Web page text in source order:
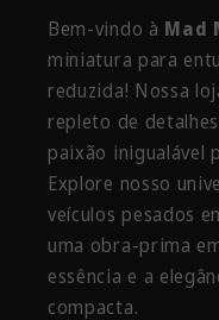
Bem-vindo à Mad
miniatura para
reduzida! Nossa
repleto de
paixão inigualável
Explore nosso
veículos pesados
uma obra-prima
essência e a
compacta.